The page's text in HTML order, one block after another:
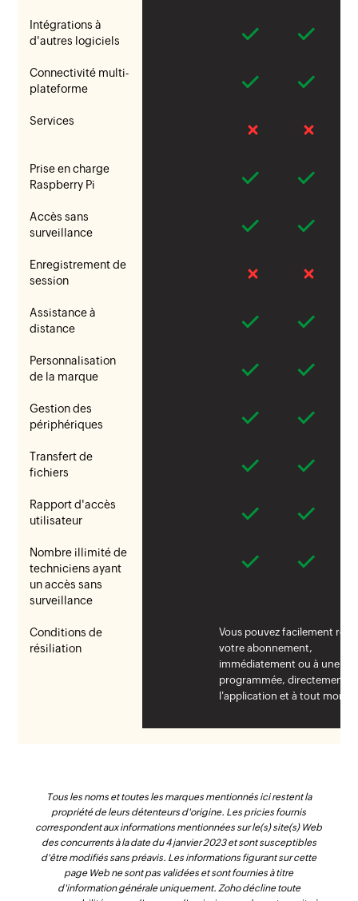
Intégrations à
d'autres logiciels
Connectivité multi-
plateforme
Services
Prise en charge
Raspberry Pi
Accès sans
surveillance
Enregistrement de
session
Assistance à
distance
Personnalisation
de la marque
Gestion des
périphériques
Transfert de
fichiers
Rapport d'accès
utilisateur
Nombre illimité de
techniciens ayant
un accès sans
surveillance
Conditions de
résiliation
Vous pouvez facilement
votre abonnement,
immédiatement ou à une
programmée, directement
l'application et à tout
Tous les noms et toutes les marques mentionnés ici restent la
propriété de leurs détenteurs d'origine. Les pricies fournis
correspondent aux informations mentionnées sur le(s) site(s) Web
des concurrents à la date du 4 janvier 2023 et sont susceptibles
d'être modifiés sans préavis. Les informations figurant sur cette
page Web ne sont pas validées et sont fournies à titre
d'information générale uniquement. Zoho décline toute